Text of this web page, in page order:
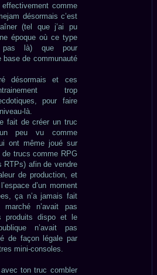
comme
désormais c’est
(tel que j’ai pu
époque où ce type
pas là) que pour
base de communauté
désormais et ces
trop
pour faire
là.
fait de créer un truc
peu vu comme
ont même joué sur
de trucs comme RPG
RTPs) afin de vendre
de production, et
d’un moment
ça n’a jamais fait
n’avait pas
produits dispo et le
n’avait pas
de façon légale par
mini-consoles.
ton truc combler